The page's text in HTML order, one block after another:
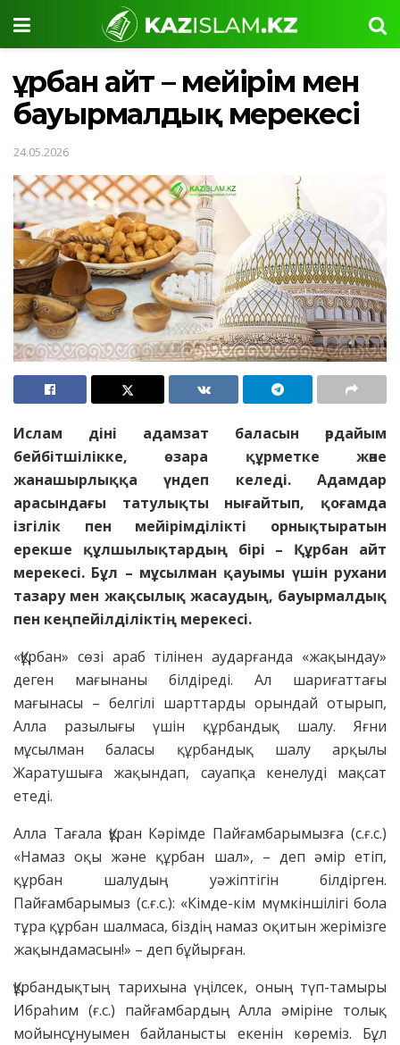
Құрбан айт – мейірім мен
бауырмалдық мерекесі
24.05.2026
Ислам діні адамзат баласын әрдайым
бейбітшілікке, өзара құрметке және
жанашырлыққа үндеп келеді. Адамдар
арасындағы татулықты нығайтып, қоғамда
ізгілік пен мейірімділікті орнықтыратын
ерекше құлшылықтардың бірі – Құрбан айт
мерекесі. Бұл – мұсылман қауымы үшін рухани
тазару мен жақсылық жасаудың, бауырмалдық
пен кеңпейілділіктің мерекесі.
«Құрбан» сөзі араб тілінен аударғанда «жақындау»
деген мағынаны білдіреді. Ал шариғаттағы
мағынасы – белгілі шарттарды орындай отырып,
Алла разылығы үшін құрбандық шалу. Яғни
мұсылман баласы құрбандық шалу арқылы
Жаратушыға жақындап, сауапқа кенелуді мақсат
етеді.
Алла Тағала Құран Кәрімде Пайғамбарымызға (с.ғ.с.)
«Намаз оқы және құрбан шал», – деп әмір етіп,
құрбан шалудың уәжіптігін білдірген.
Пайғамбарымыз (с.ғ.с.): «Кімде-кім мүмкіншілігі бола
тұра құрбан шалмаса, біздің намаз оқитын жерімізге
жақындамасын!» – деп бұйырған.
Құрбандықтың тарихына үңілсек, оның түп-тамыры
Ибраһим (ғ.с.) пайғамбардың Алла әміріне толық
мойынсұнуымен байланысты екенін көреміз. Бұл